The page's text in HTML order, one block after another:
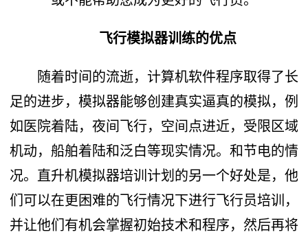
飞行模拟器训练的优点
随着时间的流逝，计算机软件程序取得了长
足的进步，模拟器能够创建真实逼真的模拟，例
如医院着陆，夜间飞行，空间点进近，受限区域
机动，船舶着陆和泛白等现实情况。和节电的情
况。直升机模拟器培训计划的另一个好处是，他
们可以在更困难的飞行情况下进行飞行员培训，
并让他们有机会掌握初始技术和程序，然后再将